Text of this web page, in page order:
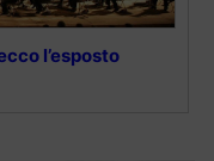
l’esposto